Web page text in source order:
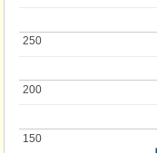
150
150
200
200
250
250